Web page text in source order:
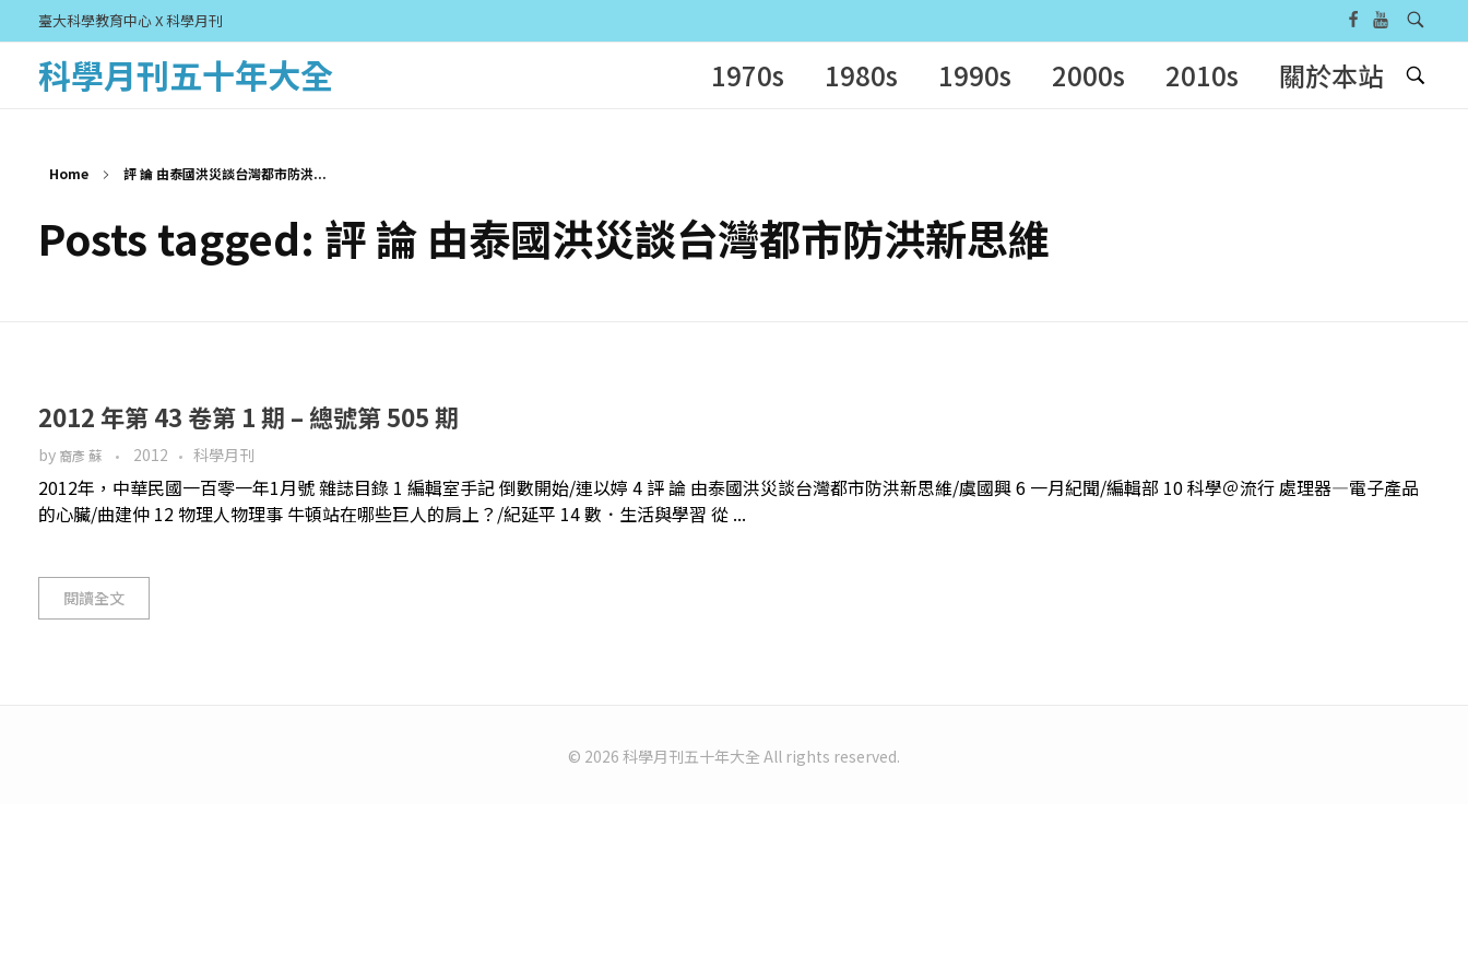
臺大科學教育中心 X 科學月刊
科學月刊五十年大全 1970s 1980s 1990s 2000s 2010s 關於本站
Home 評 論 由泰國洪災談台灣都市防洪...
Posts tagged: 評 論 由泰國洪災談台灣都市防洪新思維
2012 年第 43 卷第 1 期 – 總號第 505 期
by 裔彥 蘇 2012 科學月刊
2012年，中華民國一百零一年1月號 雜誌目錄 1 編輯室手記 倒數開始/連以婷 4 評 論 由泰國洪災談台灣都市防洪新思維/虞國興 6 一月紀聞/編輯部 10 科學＠流行 處理器—電子產品
的心臟/曲建仲 12 物理人物理事 牛頓站在哪些巨人的肩上？/紀延平 14 數．生活與學習 從 ...
閱讀全文
© 2026 科學月刊五十年大全 All rights reserved.